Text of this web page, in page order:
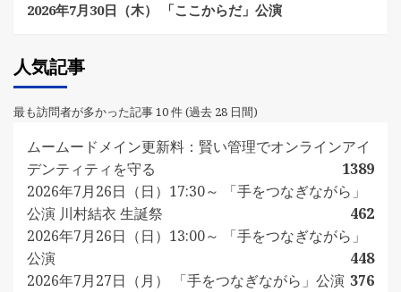
2026年7月30日（木） 「ここからだ」公演
人気記事
最も訪問者が多かった記事 10 件 (過去 28 日間)
ムームードメイン更新料：賢い管理でオンラインアイ
デンティティを守る
1389
2026年7月26日（日）17:30～ 「手をつなぎながら」
公演 川村結衣 生誕祭
462
2026年7月26日（日）13:00～ 「手をつなぎながら」
公演
448
2026年7月27日（月） 「手をつなぎながら」公演 376